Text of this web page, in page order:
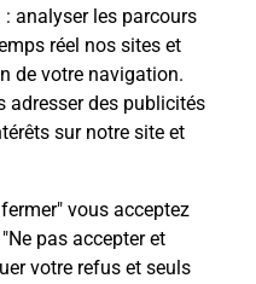
: analyser les parcours
réel nos sites et
de votre navigation.
adresser des publicités
sur notre site et
vous acceptez
pas accepter et
votre refus et seuls
point de contact
posées
Mobile ?